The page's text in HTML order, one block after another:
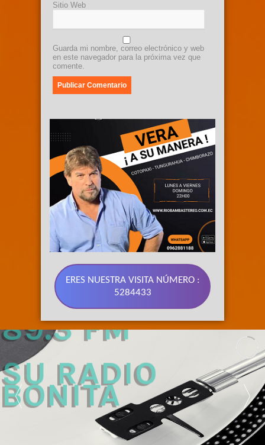
Sitio Web
Guarda mi nombre, correo electrónico y web
en este navegador para la próxima vez que
comente.
ERES NUESTRA VISITA NÚMERO :
5284433
89.3 FM
SU RADIO
BONITA